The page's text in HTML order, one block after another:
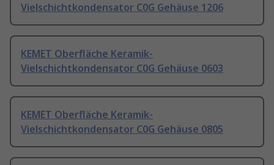
Vielschichtkondensator C0G Gehäuse 1206
KEMET Oberfläche Keramik-
Vielschichtkondensator C0G Gehäuse 0603
KEMET Oberfläche Keramik-
Vielschichtkondensator C0G Gehäuse 0805